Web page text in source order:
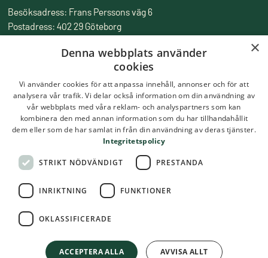
Besöksadress: Frans Perssons väg 6
Postadress: 402 29 Göteborg
010-516 50 00
×
Denna webbplats använder
cookies
Vi använder cookies för att anpassa innehåll, annonser och för att
analysera vår trafik. Vi delar också information om din användning av
vår webbplats med våra reklam- och analyspartners som kan
kombinera den med annan information som du har tillhandahållit
dem eller som de har samlat in från din användning av deras tjänster.
Integritetspolicy
STRIKT NÖDVÄNDIGT PRESTANDA
INRIKTNING FUNKTIONER
OKLASSIFICERADE
ACCEPTERA ALLA AVVISA ALLT